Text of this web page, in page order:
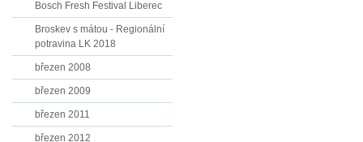
Bosch Fresh Festival Liberec
Broskev s mátou - Regionální
potravina LK 2018
březen 2008
březen 2009
březen 2011
březen 2012